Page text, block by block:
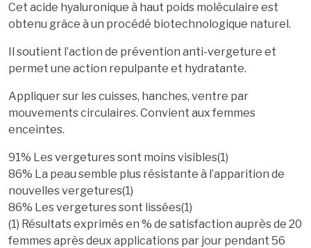
Cet acide hyaluronique à haut poids moléculaire est
obtenu grâce à un procédé biotechnologique naturel.
Il soutient l’action de prévention anti-vergeture et
permet une action repulpante et hydratante.
Appliquer sur les cuisses, hanches, ventre par
mouvements circulaires. Convient aux femmes
enceintes.
91% Les vergetures sont moins visibles(1)
86% La peau semble plus résistante à l’apparition de
nouvelles vergetures(1)
86% Les vergetures sont lissées(1)
(1) Résultats exprimés en % de satisfaction auprès de 20
femmes après deux applications par jour pendant 56